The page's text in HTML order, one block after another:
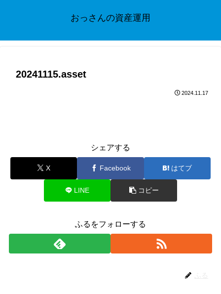
おっさんの資産運用
20241115.asset
2024.11.17
シェアする
X Facebook はてブ
LINE コピー
ふるをフォローする